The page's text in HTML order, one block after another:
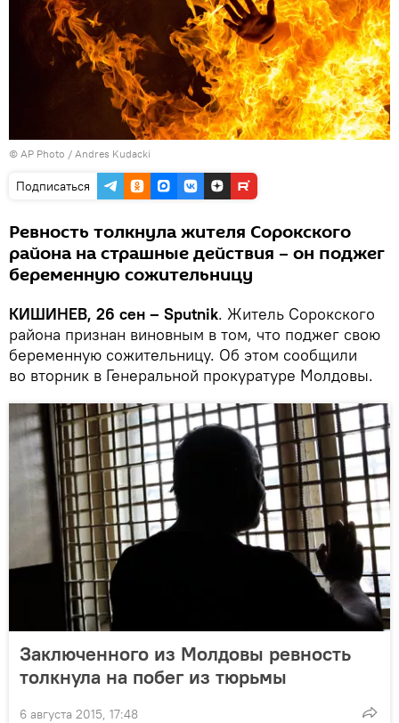
© AP Photo / Andres Kudacki
Подписаться
Ревность толкнула жителя Сорокского
района на страшные действия – он поджег
беременную сожительницу
КИШИНЕВ, 26 сен – Sputnik. Житель Сорокского
района признан виновным в том, что поджег свою
беременную сожительницу. Об этом сообщили
во вторник в Генеральной прокуратуре Молдовы.
Заключенного из Молдовы ревность
толкнула на побег из тюрьмы
6 августа 2015, 17:48